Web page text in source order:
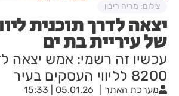
יצאה לדרך תוכנית
של עיריית בת ים
עכשיו זה רשמי: אמש יצאה
8200 לליווי העסקים בעיר
מערכת האתר 05.01.26 | 15:33
צילום: מריה ריבין